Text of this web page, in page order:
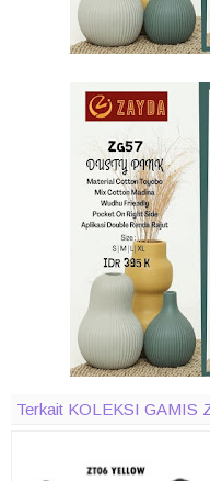
Terkait KOLEKSI GAMIS